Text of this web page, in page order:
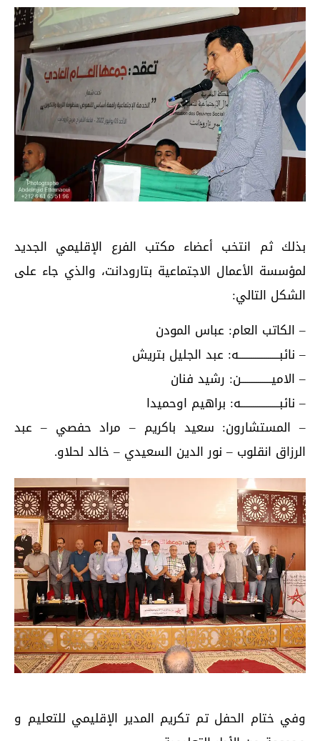
بذلك ثم انتخب أعضاء مكتب الفرع الإقليمي الجديد
لمؤسسة الأعمال الاجتماعية بتارودانت، والذي جاء على
الشكل التالي:
– الكاتب العام: عباس المودن
– نائبـــــــــــــــــــه: عبد الجليل بتريش
– الاميــــــــــــــن: رشيد فنان
– نائبــــــــــــــــــه: براهيم اوحميدا
– المستشارون: سعيد باكريم – مراد حفصي – عبد
الرزاق انقلوب – نور الدين السعيدي – خالد لحلاو.
وفي ختام الحفل تم تكريم المدير الإقليمي للتعليم و